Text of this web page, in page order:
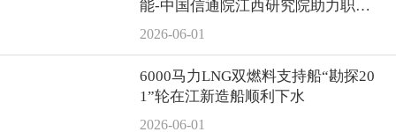
能-中国信通院江西研究院助力职业
教育服务区域产业高质量发展研讨会
2026-06-01
6000马力LNG双燃料支持船“勘探20
1”轮在江新造船顺利下水
2026-06-01